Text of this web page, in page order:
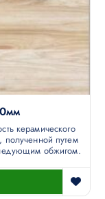
керамического
полученной путем
обжигом.